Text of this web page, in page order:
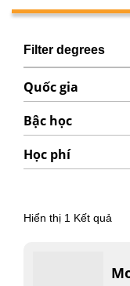
Filter degrees
Quốc gia
Bậc học
Học phí
Hiển thị 1 Kết quả